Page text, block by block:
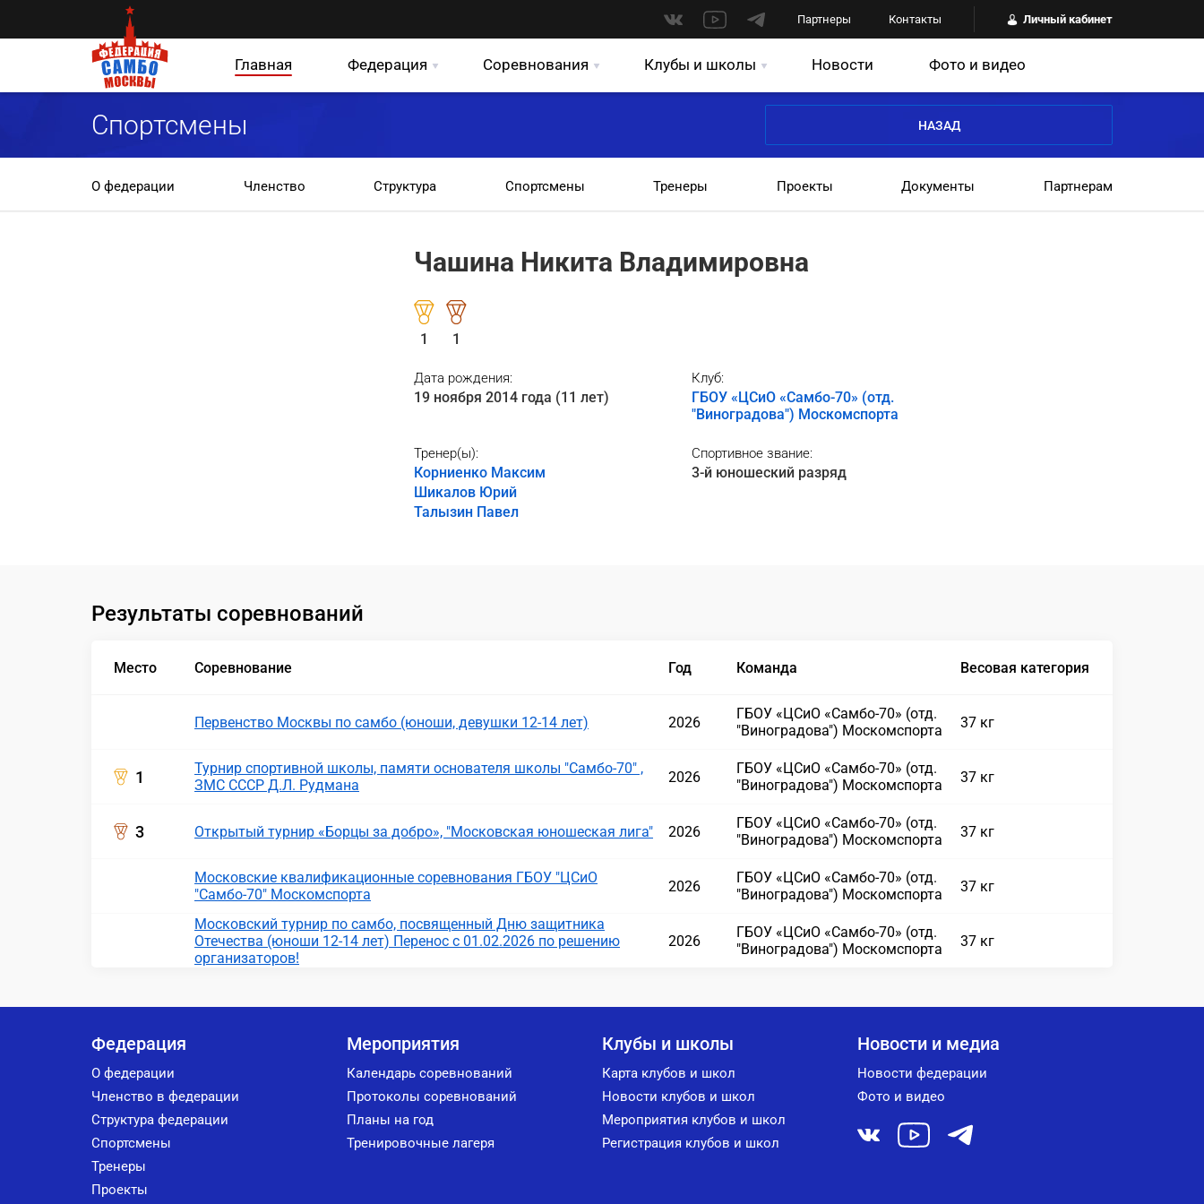
Партнеры Контакты Личный кабинет
Главная Федерация Соревнования Клубы и школы Новости Фото и видео
Спортсмены НАЗАД
О федерации Членство Структура Спортсмены Тренеры Проекты Документы Партнерам
Чашина Никита Владимировна
1 1
Дата рождения:
19 ноября 2014 года (11 лет)
Клуб:
ГБОУ «ЦСиО «Самбо-70» (отд.
"Виноградова") Москомспорта
Тренер(ы):
Корниенко Максим
Шикалов Юрий
Талызин Павел
Спортивное звание:
3-й юношеский разряд
Результаты соревнований
Место Соревнование Год Команда Весовая категория
Первенство Москвы по самбо (юноши, девушки 12-14 лет) 2026
ГБОУ «ЦСиО «Самбо-70» (отд.
"Виноградова") Москомспорта
37 кг
1
Турнир спортивной школы, памяти основателя школы "Самбо-70" ,
ЗМС СССР Д.Л. Рудмана
2026
ГБОУ «ЦСиО «Самбо-70» (отд.
"Виноградова") Москомспорта
37 кг
3 Открытый турнир «Борцы за добро», "Московская юношеская лига" 2026
ГБОУ «ЦСиО «Самбо-70» (отд.
"Виноградова") Москомспорта
37 кг
Московские квалификационные соревнования ГБОУ "ЦСиО
"Самбо-70" Москомспорта
2026
ГБОУ «ЦСиО «Самбо-70» (отд.
"Виноградова") Москомспорта
37 кг
Московский турнир по самбо, посвященный Дню защитника
Отечества (юноши 12-14 лет) Перенос с 01.02.2026 по решению
организаторов!
2026
ГБОУ «ЦСиО «Самбо-70» (отд.
"Виноградова") Москомспорта
37 кг
Федерация
О федерации
Членство в федерации
Структура федерации
Спортсмены
Тренеры
Проекты
Мероприятия
Календарь соревнований
Протоколы соревнований
Планы на год
Тренировочные лагеря
Клубы и школы
Карта клубов и школ
Новости клубов и школ
Мероприятия клубов и школ
Регистрация клубов и школ
Новости и медиа
Новости федерации
Фото и видео